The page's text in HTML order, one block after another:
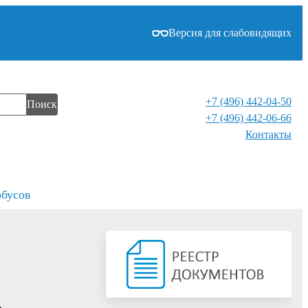
Версия для слабовидящих
Поиск
+7 (496) 442-04-50
+7 (496) 442-06-66
Контакты⁠